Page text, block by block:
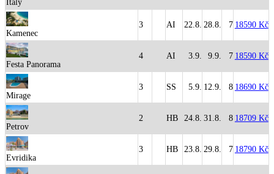
Italy
Kamenec
3 AI 22.8. 28.8. 7 18590 Kč
Festa Panorama
4 AI 3.9. 9.9. 7 18590 Kč
Mirage
3 SS 5.9. 12.9. 8 18690 Kč
Petrov
2 HB 24.8. 31.8. 8 18709 Kč
Evridika
3 HB 23.8. 29.8. 7 18790 Kč